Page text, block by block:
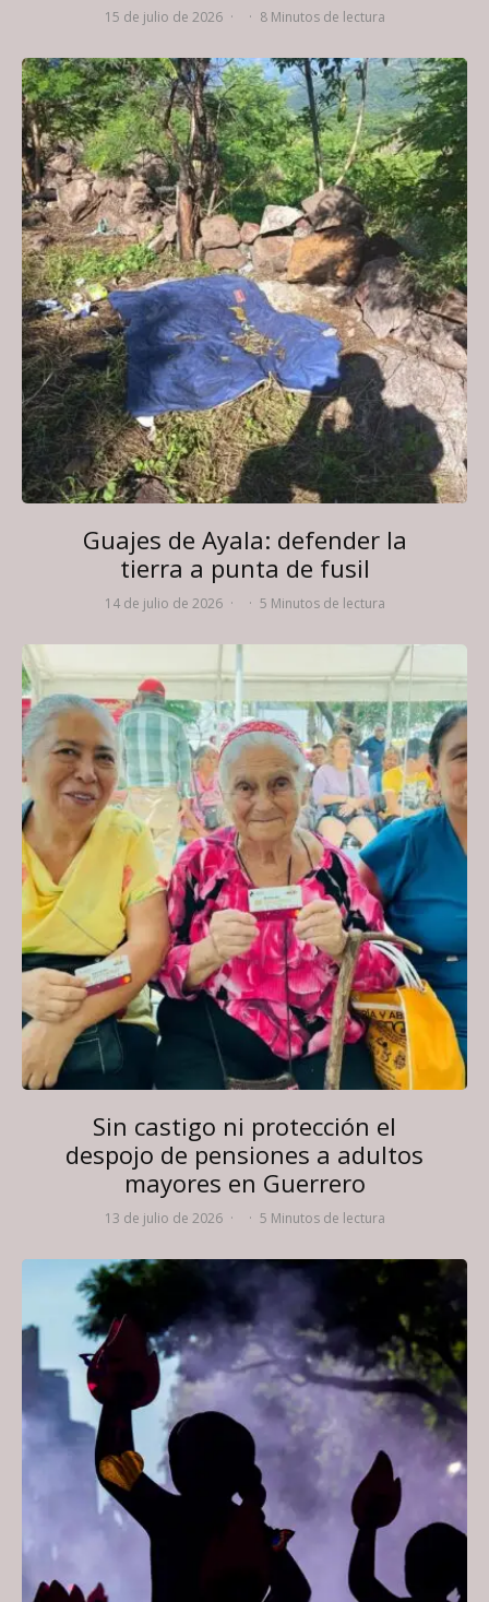
15 de julio de 2026 · · 8 Minutos de lectura
Guajes de Ayala: defender la
tierra a punta de fusil
14 de julio de 2026 · · 5 Minutos de lectura
Sin castigo ni protección el
despojo de pensiones a adultos
mayores en Guerrero
13 de julio de 2026 · · 5 Minutos de lectura